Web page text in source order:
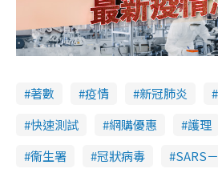
著數 疫情 新冠肺炎
快速測試
網購優惠 護理
衞生署
冠狀病毒 SARS